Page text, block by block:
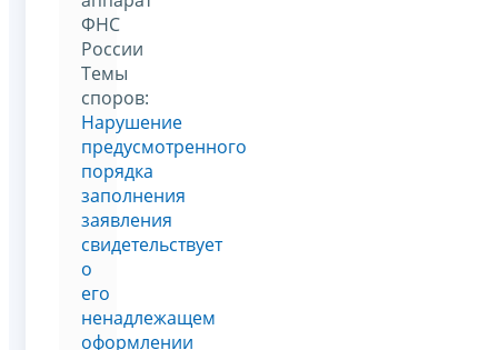
ФНС
России
Темы
споров:
Нарушение
предусмотренного
порядка
заполнения
заявления
свидетельствует
о
его
ненадлежащем
оформлении